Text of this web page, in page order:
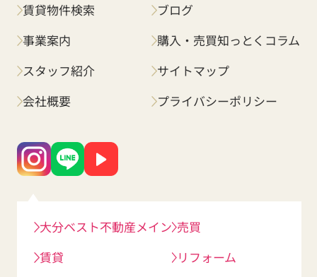
賃貸物件検索
事業案内
スタッフ紹介
会社概要
ブログ
購入・売買知っとくコラム
サイトマップ
プライバシーポリシー
大分ベスト不動産メイン
賃貸
売買
リフォーム